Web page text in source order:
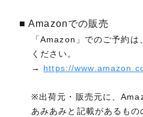
■ Amazonでの販売
「Amazon」でのご予約
ください。
→ https://
※出荷元・販売元に、
あみあみと記載があるもの